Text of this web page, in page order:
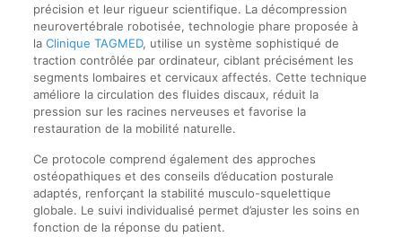
précision et leur rigueur scientifique. La décompression
neurovertébrale robotisée, technologie phare proposée à
la Clinique TAGMED, utilise un système sophistiqué de
traction contrôlée par ordinateur, ciblant précisément les
segments lombaires et cervicaux affectés. Cette technique
améliore la circulation des fluides discaux, réduit la
pression sur les racines nerveuses et favorise la
restauration de la mobilité naturelle.
Ce protocole comprend également des approches
ostéopathiques et des conseils d’éducation posturale
adaptés, renforçant la stabilité musculo-squelettique
globale. Le suivi individualisé permet d’ajuster les soins en
fonction de la réponse du patient.